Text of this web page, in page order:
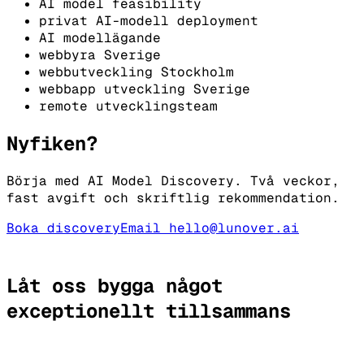
AI model feasibility
privat AI-modell deployment
AI modellägande
webbyra Sverige
webbutveckling Stockholm
webbapp utveckling Sverige
remote utvecklingsteam
Nyfiken?
Börja med AI Model Discovery. Två veckor,
fast avgift och skriftlig rekommendation.
Boka discoveryEmail hello@lunover.ai
Låt oss bygga något
exceptionellt tillsammans